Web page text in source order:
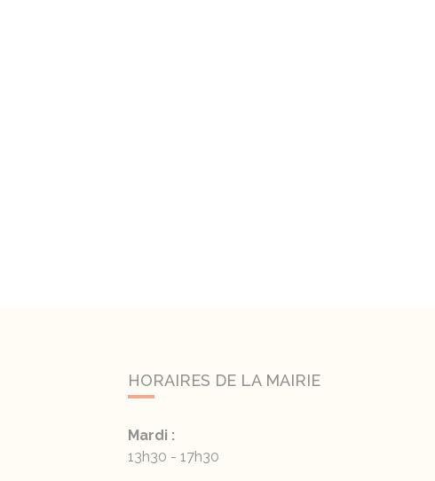
HORAIRES DE LA MAIRIE
Mardi :
13h30 - 17h30